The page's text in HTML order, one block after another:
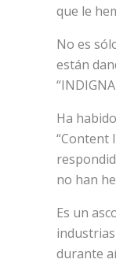
que le
No es
están
Ha
“Content
no han
Es un
durante